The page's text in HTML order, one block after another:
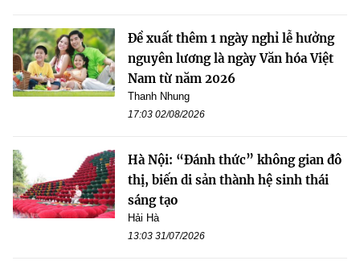
Đề xuất thêm 1 ngày nghỉ lễ hưởng
nguyên lương là ngày Văn hóa Việt
Nam từ năm 2026
Thanh Nhung
17:03 02/08/2026
Hà Nội: “Đánh thức” không gian đô
thị, biến di sản thành hệ sinh thái
sáng tạo
Hải Hà
13:03 31/07/2026